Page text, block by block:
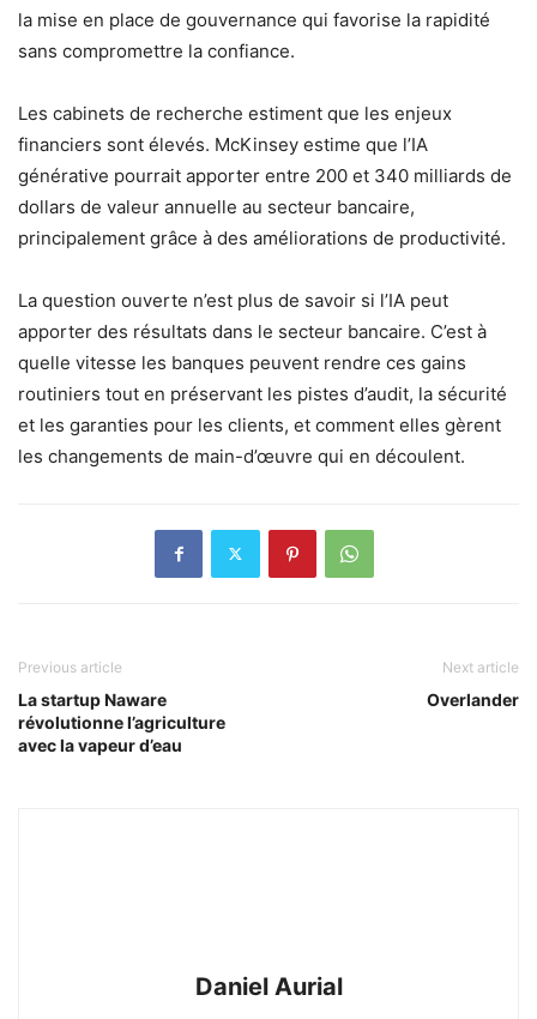
la mise en place de gouvernance qui favorise la rapidité
sans compromettre la confiance.
Les cabinets de recherche estiment que les enjeux
financiers sont élevés. McKinsey estime que l’IA
générative pourrait apporter entre 200 et 340 milliards de
dollars de valeur annuelle au secteur bancaire,
principalement grâce à des améliorations de productivité.
La question ouverte n’est plus de savoir si l’IA peut
apporter des résultats dans le secteur bancaire. C’est à
quelle vitesse les banques peuvent rendre ces gains
routiniers tout en préservant les pistes d’audit, la sécurité
et les garanties pour les clients, et comment elles gèrent
les changements de main-d’œuvre qui en découlent.
Previous article
La startup Naware
révolutionne l’agriculture
avec la vapeur d’eau
Next article
Overlander
Daniel Aurial